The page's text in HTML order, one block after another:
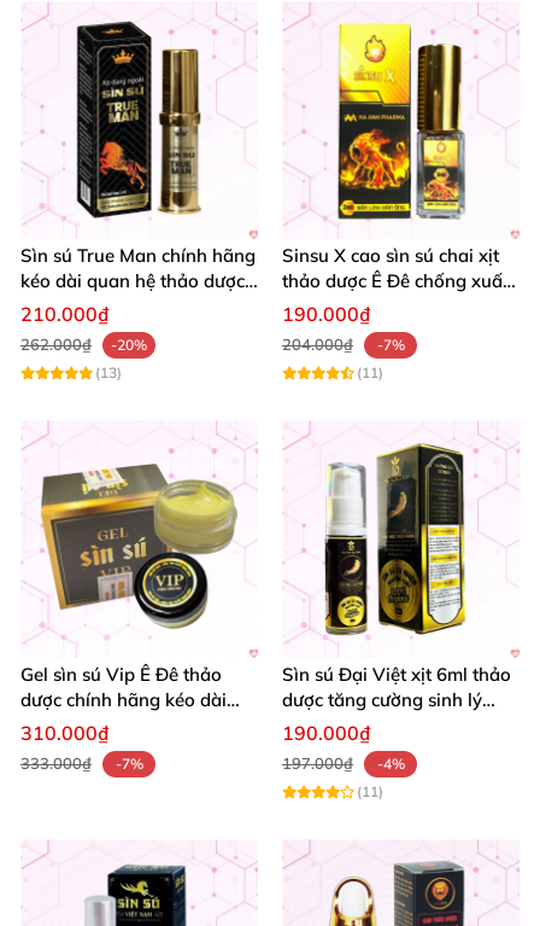
Sìn sú True Man chính hãng
kéo dài quan hệ thảo dược
tự nhiên
210.000₫
262.000₫
-20%
(13)
Sinsu X cao sìn sú chai xịt
thảo dược Ê Đê chống xuất
tinh sớm
190.000₫
204.000₫
-7%
(11)
Gel sìn sú Vip Ê Đê thảo
dược chính hãng kéo dài
thời gian giá tốt
310.000₫
333.000₫ -7%
Sìn sú Đại Việt xịt 6ml thảo
dược tăng cường sinh lý
chính hãng
190.000₫
197.000₫
-4%
(11)